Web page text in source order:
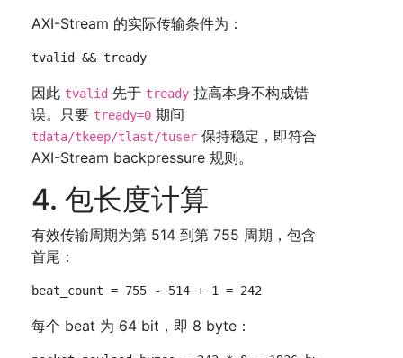
AXI-Stream 的实际传输条件为：
因此 tvalid 先于 tready 拉高本身不构成错
误。只要 tready=0 期间
tdata/tkeep/tlast/tuser 保持稳定，即符合
AXI-Stream backpressure 规则。
4. 包长度计算
有效传输周期为第 514 到第 755 周期，包含
首尾：
每个 beat 为 64 bit，即 8 byte：